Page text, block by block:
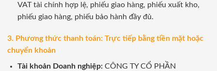
VAT tài chính hợp lệ, phiếu giao hàng, phiếu xuất kho,
phiếu giao hàng, phiếu bảo hành đầy đủ.
3. Phương thức thanh toán: Trực tiếp bằng tiền mặt hoặc
chuyển khoản
Tài khoản Doanh nghiệp:CÔNG TY CỔ PHẦN